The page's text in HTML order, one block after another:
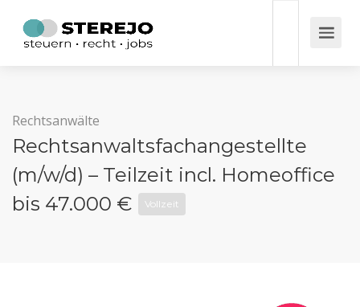
Rechtsanwälte
Rechtsanwaltsfachangestellte
(m/w/d) – Teilzeit incl. Homeoffice
bis 47.000 €
Vollzeit